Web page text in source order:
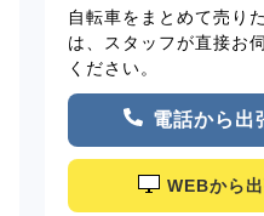
自転車をまとめて売り
は、スタッフが直接お
ください。
電話から出
WEBから